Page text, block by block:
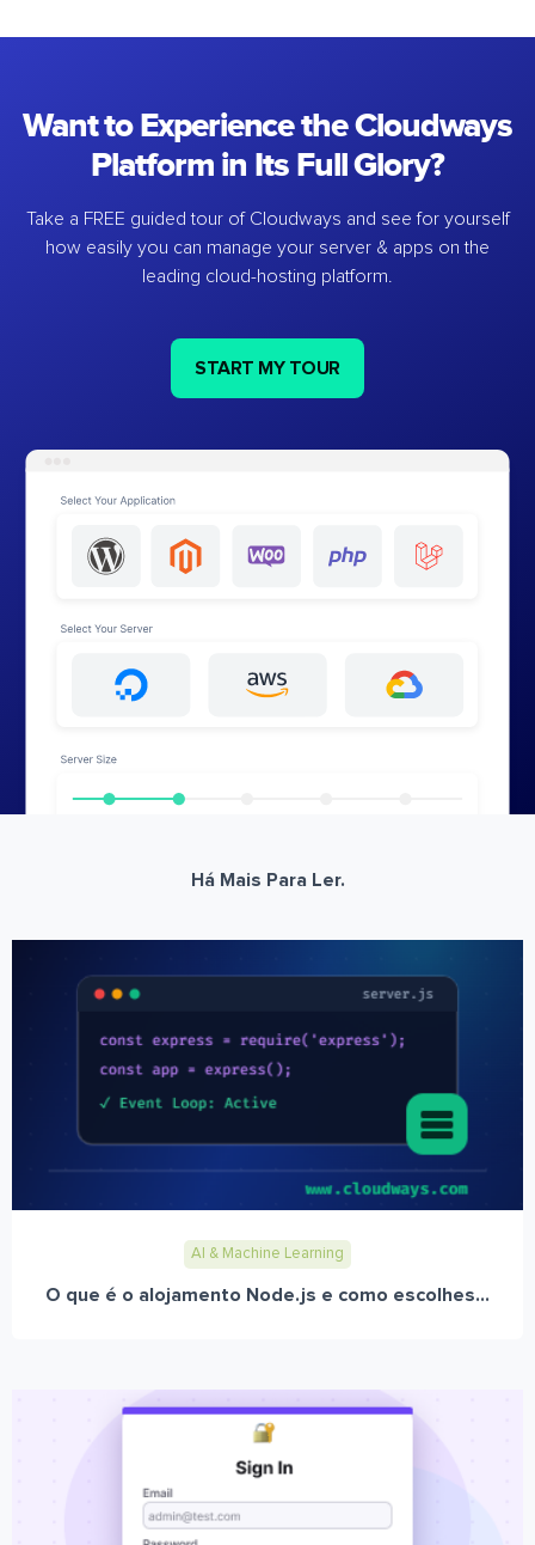
Want to Experience the Cloudways
Platform in Its Full Glory?
Take a FREE guided tour of Cloudways and see for yourself
how easily you can manage your server & apps on the
leading cloud-hosting platform.
START MY TOUR
Há Mais Para Ler.
AI & Machine Learning
O que é o alojamento Node.js e como escolhes...